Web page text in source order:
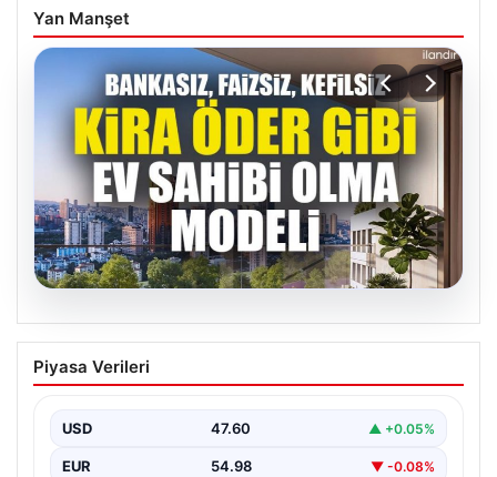
Yan Manşet
05.08.2026
DAP Yapı’dan bir ilk! Emlak Konut
güvencesi Dap vizyonuyla kendi
Piyasa Verileri
USD 47.60 ▲ +0.05%
EUR 54.98 ▼ -0.08%